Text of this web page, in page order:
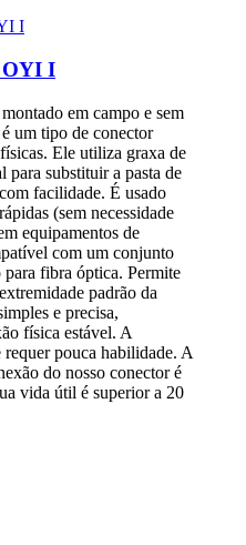
OYI I
em campo e sem
um tipo de conector
Ele utiliza graxa de
para substituir a pasta de
facilidade. É usado
(sem necessidade
equipamentos de
com um conjunto
para fibra óptica. Permite
padrão da
e precisa,
física estável. A
requer pouca habilidade. A
do nosso conector é
vida útil é superior a 20